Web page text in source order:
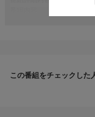
この番組をチェックした